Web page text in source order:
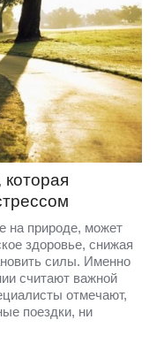
на природе, может
здоровье, снижая
силы. Именно
считают важной
отмечают,
поездки, ни